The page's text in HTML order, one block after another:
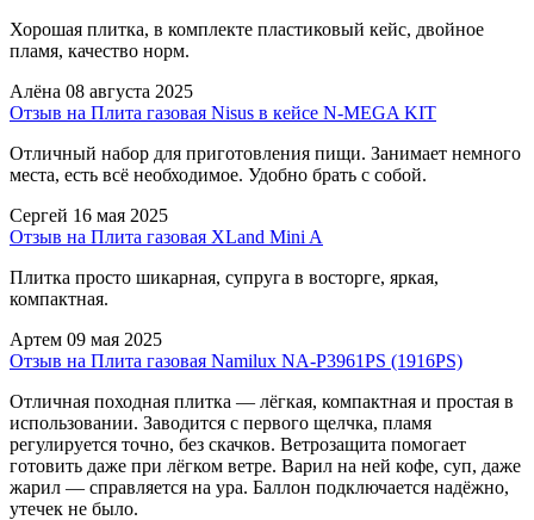
Хорошая плитка, в комплекте пластиковый кейс, двойное
пламя, качество норм.
Алёна 08 августа 2025
Отзыв на Плита газовая Nisus в кейсе N-MEGA KIT
Отличный набор для приготовления пищи. Занимает немного
места, есть всё необходимое. Удобно брать с собой.
Сергей 16 мая 2025
Отзыв на Плита газовая XLand Mini A
Плитка просто шикарная, супруга в восторге, яркая,
компактная.
Артем 09 мая 2025
Отзыв на Плита газовая Namilux NA-P3961PS (1916PS)
Отличная походная плитка — лёгкая, компактная и простая в
использовании. Заводится с первого щелчка, пламя
регулируется точно, без скачков. Ветрозащита помогает
готовить даже при лёгком ветре. Варил на ней кофе, суп, даже
жарил — справляется на ура. Баллон подключается надёжно,
утечек не было.